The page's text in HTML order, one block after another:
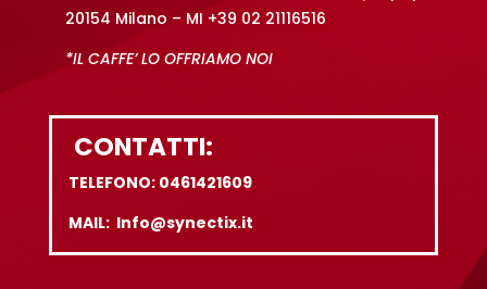
20154 Milano – MI +39 02 21116516
*IL CAFFE’ LO OFFRIAMO NOI
CONTATTI:
TELEFONO: 0461421609
MAIL: Info@synectix.it